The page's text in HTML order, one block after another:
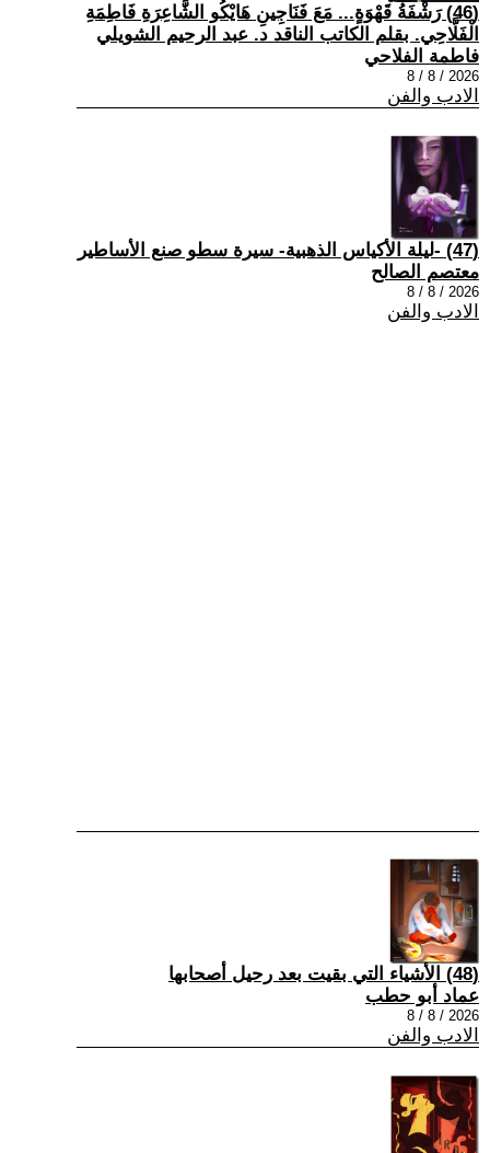
(46) رَشْفَةُ قَهْوَةٍ... مَعَ فَنَاجِينِ هَايْكُو الشَّاعِرَةِ فَاطِمَةِ
الْفَلَّاحِي. بقلم الكاتب الناقد د. عبد الرحيم الشويلي
فاطمة الفلاحي
2026 / 8 / 8
الادب والفن
(47) -ليلة الأكياس الذهبية- سيرة سطو صنع الأساطير
معتصم الصالح
2026 / 8 / 8
الادب والفن
(48) الأشياء التي بقيت بعد رحيل أصحابها
عماد أبو حطب
2026 / 8 / 8
الادب والفن